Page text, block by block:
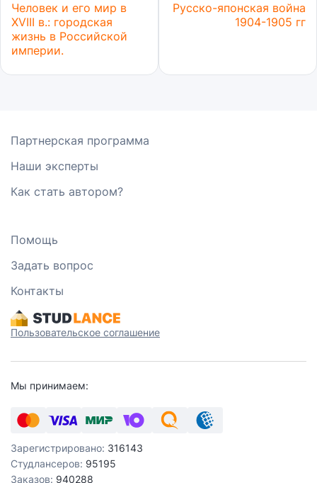
Человек и его мир в
XVIII в.: городская
жизнь в Российской
империи.
Русско-японская война
1904-1905 гг
Партнерская программа
Наши эксперты
Как стать автором?
Помощь
Задать вопрос
Контакты
Пользовательское соглашение
Мы принимаем:
Зарегистрировано: 316143
Студлансеров: 95195
Заказов: 940288